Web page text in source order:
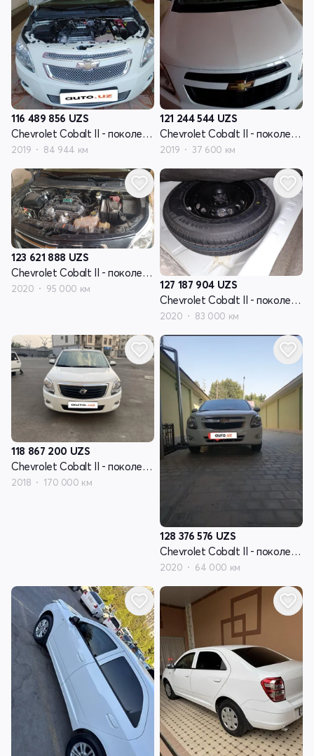
116 489 856 UZS
Chevrolet Cobalt II - поколение рестайлинг
2019 84 944 км
121 244 544 UZS
Chevrolet Cobalt II - поколение рестайлинг
2019 37 600 км
123 621 888 UZS
Chevrolet Cobalt II - поколение рестайлинг
2020 95 000 км 127 187 904 UZS
Chevrolet Cobalt II - поколение рестайлинг
2020 83 000 км
118 867 200 UZS
Chevrolet Cobalt II - поколение рестайлинг
2018 170 000 км
128 376 576 UZS
Chevrolet Cobalt II - поколение рестайлинг
2020 64 000 км